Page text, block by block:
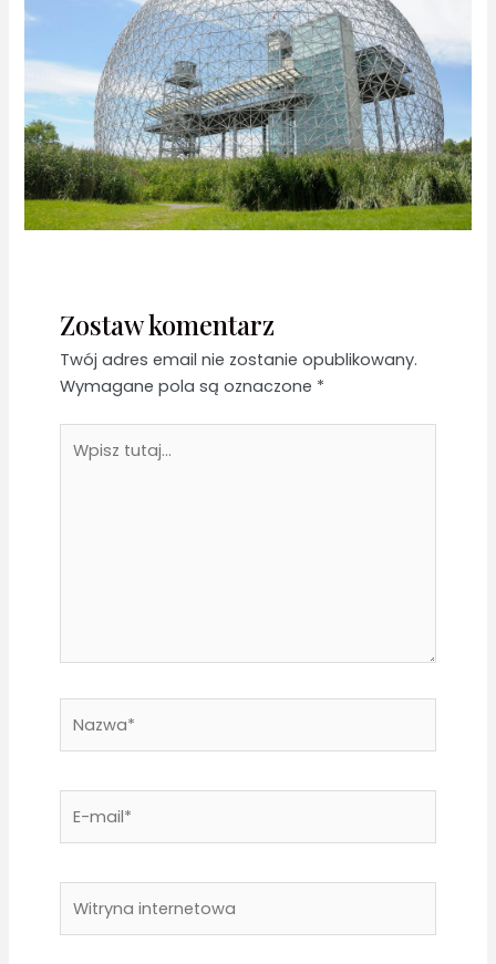
Zostaw komentarz
Twój adres email nie zostanie opublikowany.
Wymagane pola są oznaczone *
tutaj...
mail*
internetowa